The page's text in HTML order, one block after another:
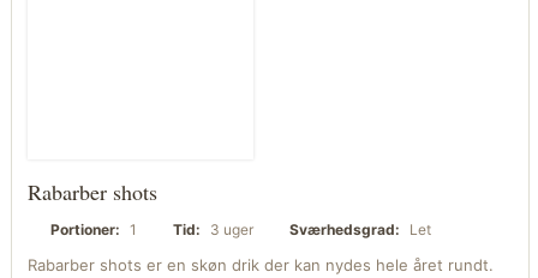
Rabarber shots
Portioner: 1 Tid: 3 uger Sværhedsgrad: Let
Rabarber shots er en skøn drik der kan nydes hele året rundt.